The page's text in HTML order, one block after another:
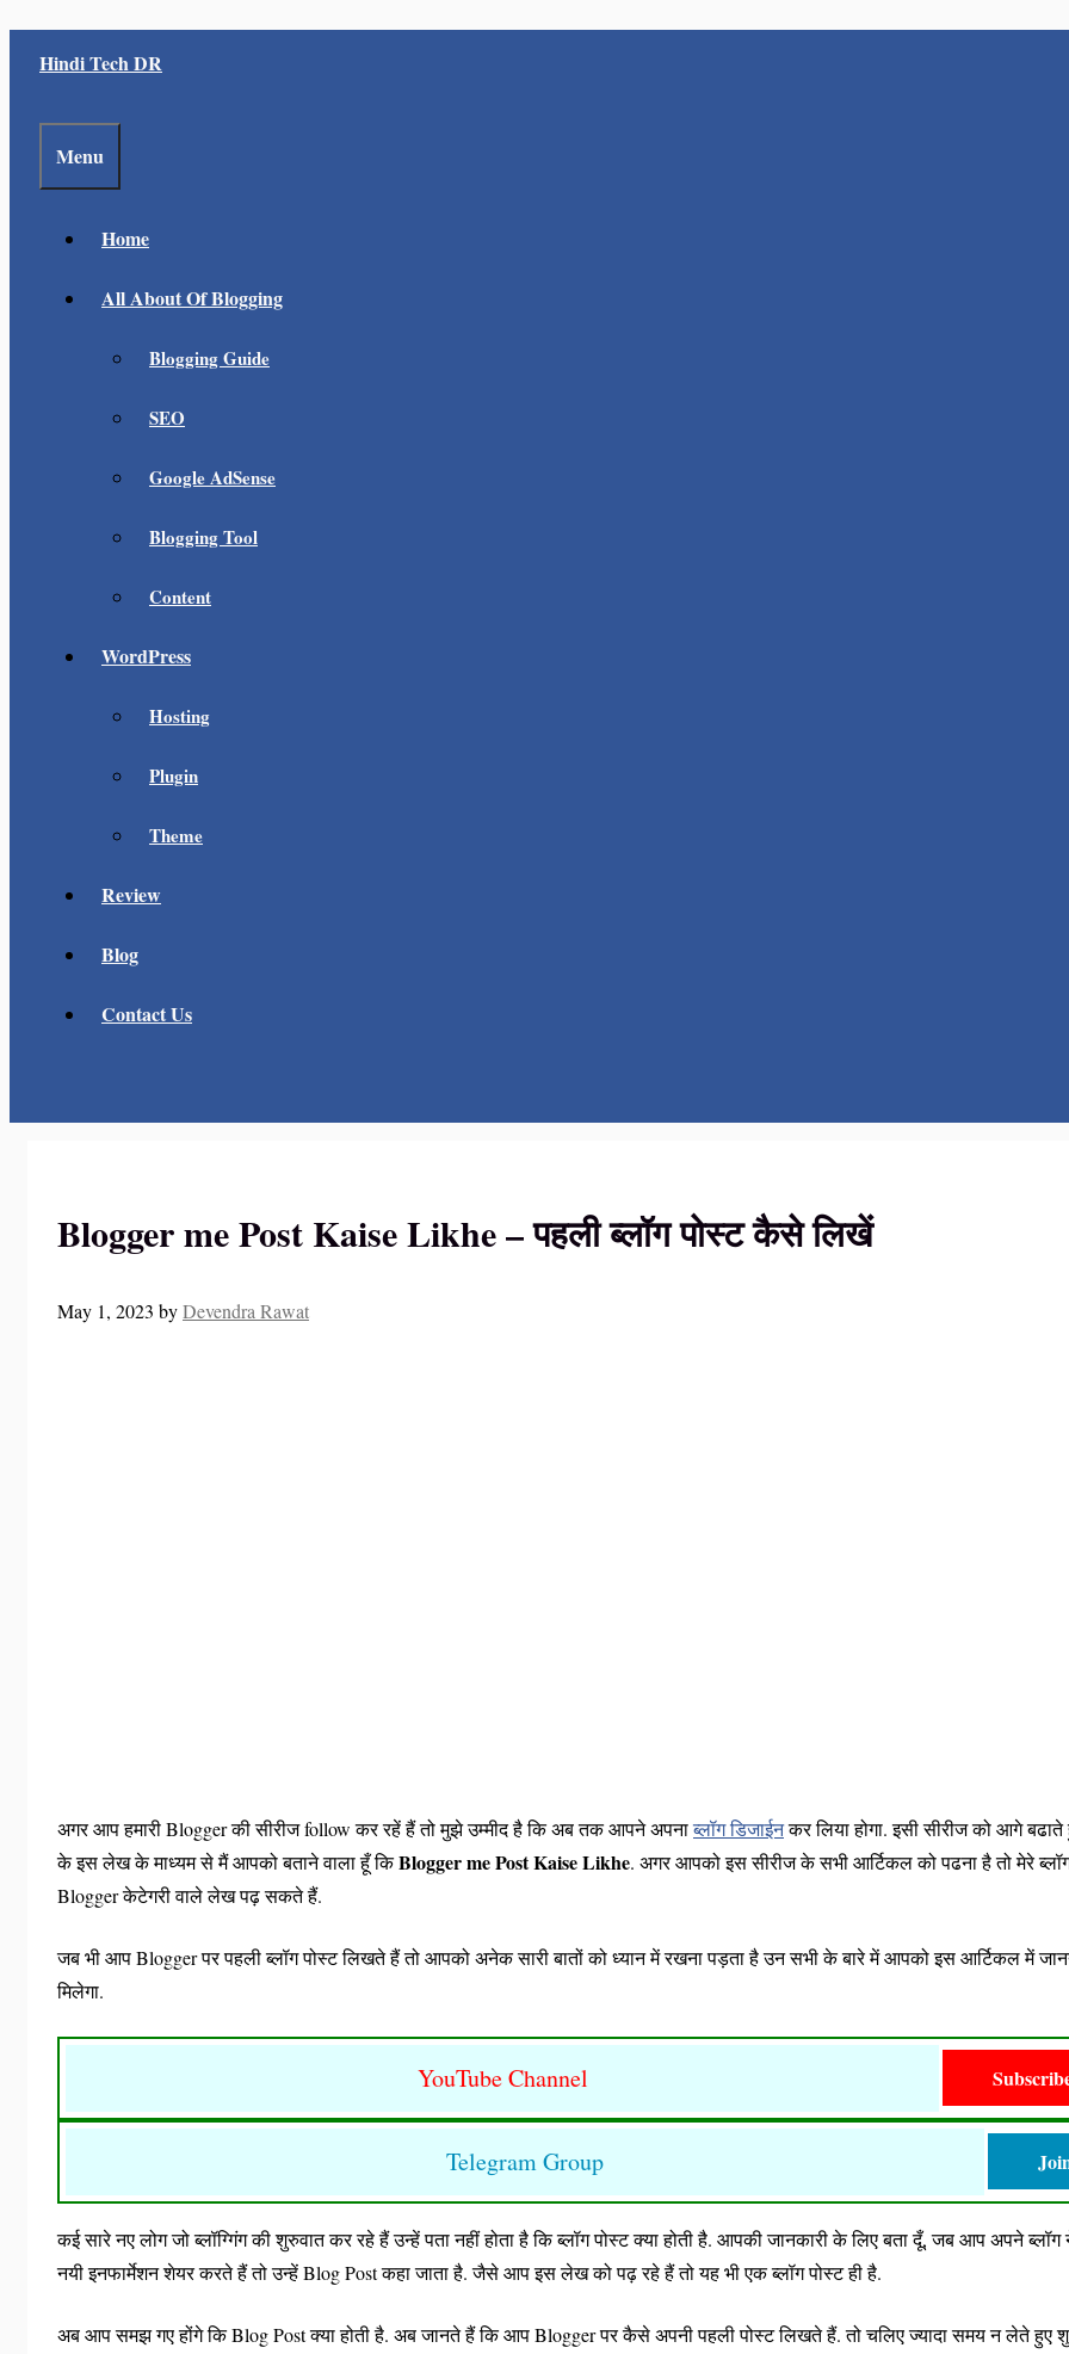
Hindi Tech DR
Menu
Home
All About Of Blogging
Blogging Guide
SEO
Google AdSense
Blogging Tool
Content
WordPress
Hosting
Plugin
Theme
Review
Blog
Contact Us
Blogger me Post Kaise Likhe – पहली ब्लॉग पोस्ट कैसे लिखें
May 1, 2023 byDevendra Rawat
अगर आप हमारी Blogger की सीरीज follow कर रहें हैं तो मुझे उम्मीद है कि अब तक आपने अपनाब्लॉग डिजाईनकर लिया होगा. इसी सीरीज को आगे
के इस लेख के माध्यम से मैं आपको बताने वाला हूँ किBlogger me Post Kaise Likhe. अगर आपको इस सीरीज के सभी आर्टिकल को पढना है तो मेरे
Blogger केटेगरी वाले लेख पढ़ सकते हैं.
जब भी आप Blogger पर पहली ब्लॉग पोस्ट लिखते हैं तो आपको अनेक सारी बातों को ध्यान में रखना पड़ता है उन सभी के बारे में आपको इस आर्टिकल में
मिलेगा.
YouTube Channel
Telegram Group
कई सारे नए लोग जो ब्लॉग्गिंग की शुरुवात कर रहे हैं उन्हें पता नहीं होता है कि ब्लॉग पोस्ट क्या होती है. आपकी जानकारी के लिए बता दूँ, जब आप अपने ब्लॉग
नयी इनफार्मेशन शेयर करते हैं तो उन्हें Blog Post कहा जाता है. जैसे आप इस लेख को पढ़ रहे हैं तो यह भी एक ब्लॉग पोस्ट ही है.
अब आप समझ गए होंगे कि Blog Post क्या होती है. अब जानते हैं कि आप Blogger पर कैसे अपनी पहली पोस्ट लिखते हैं. तो चलिए ज्यादा समय न लेते हुए